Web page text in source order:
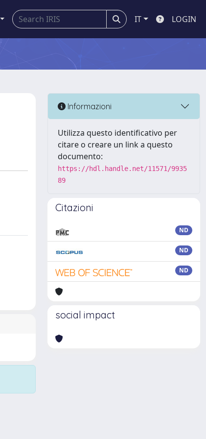
IT LOGIN
Informazioni
Utilizza questo identificativo per
citare o creare un link a questo
documento:
https://hdl.handle.net/11571/9935
89
Citazioni
ND
ND
ND
social impact